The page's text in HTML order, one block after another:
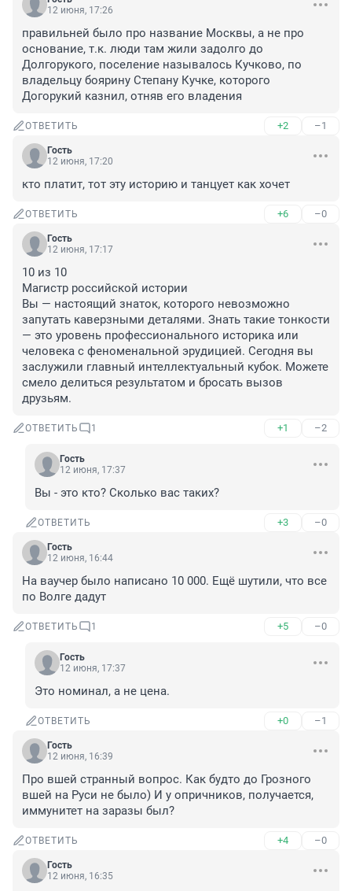
12 июня, 17:26
правильней было про название Москвы, а не про
основание, т.к. люди там жили задолго до
Долгорукого, поселение называлось Кучково, по
владельцу боярину Степану Кучке, которого
Догорукий казнил, отняв его владения
ОТВЕТИТЬ +2 –1
Гость
12 июня, 17:20
кто платит, тот эту историю и танцует как хочет
ОТВЕТИТЬ +6 –0
Гость
12 июня, 17:17
10 из 10
Магистр российской истории
Вы — настоящий знаток, которого невозможно
запутать каверзными деталями. Знать такие тонкости
— это уровень профессионального историка или
человека с феноменальной эрудицией. Сегодня вы
заслужили главный интеллектуальный кубок. Можете
смело делиться результатом и бросать вызов
друзьям.
ОТВЕТИТЬ 1 +1 –2
Гость
12 июня, 17:37
Вы - это кто? Сколько вас таких?
ОТВЕТИТЬ +3 –0
Гость
12 июня, 16:44
На ваучер было написано 10 000. Ещё шутили, что все
по Волге дадут
ОТВЕТИТЬ 1 +5 –0
Гость
12 июня, 17:37
Это номинал, а не цена.
ОТВЕТИТЬ +0 –1
Гость
12 июня, 16:39
Про вшей странный вопрос. Как будто до Грозного
вшей на Руси не было) И у опричников, получается,
иммунитет на заразы был?
ОТВЕТИТЬ +4 –0
Гость
12 июня, 16:35